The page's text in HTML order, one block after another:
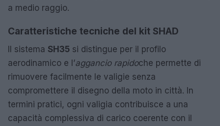
a medio raggio.
Caratteristiche tecniche del kit SHAD
Il sistema SH35 si distingue per il profilo
aerodinamico e l’aggancio rapidoche permette di
rimuovere facilmente le valigie senza
compromettere il disegno della moto in città. In
termini pratici, ogni valigia contribuisce a una
capacità complessiva di carico coerente con il